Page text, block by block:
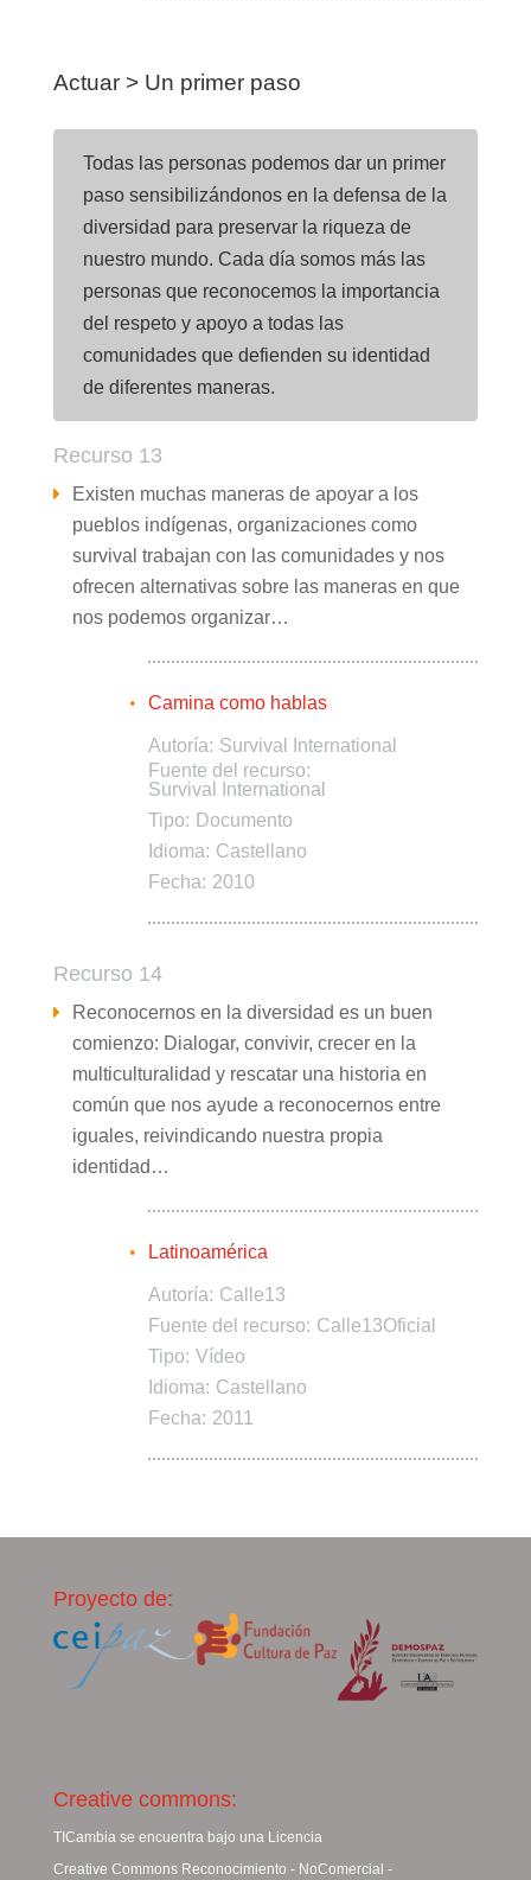
Actuar > Un primer paso
Todas las personas podemos dar un primer
paso sensibilizándonos en la defensa de la
diversidad para preservar la riqueza de
nuestro mundo. Cada día somos más las
personas que reconocemos la importancia
del respeto y apoyo a todas las
comunidades que defienden su identidad
de diferentes maneras.
Recurso 13
Existen muchas maneras de apoyar a los
pueblos indígenas, organizaciones como
survival trabajan con las comunidades y nos
ofrecen alternativas sobre las maneras en que
nos podemos organizar…
Camina como hablas
Autoría: Survival International
Fuente del recurso:
Survival International
Tipo: Documento
Idioma: Castellano
Fecha: 2010
Recurso 14
Reconocernos en la diversidad es un buen
comienzo: Dialogar, convivir, crecer en la
multiculturalidad y rescatar una historia en
común que nos ayude a reconocernos entre
iguales, reivindicando nuestra propia
identidad…
Latinoamérica
Autoría: Calle13
Fuente del recurso: Calle13Oficial
Tipo: Vídeo
Idioma: Castellano
Fecha: 2011
Proyecto de:
Creative commons:
TICambia se encuentra bajo una Licencia
Creative Commons Reconocimiento - NoComercial -